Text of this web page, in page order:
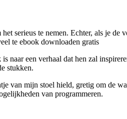
serieus te nemen. Echter, als je de
te ebook downloaden gratis
een verhaal dat hen zal
stukken.
van mijn stoel hield, gretig om de
van programmeren.